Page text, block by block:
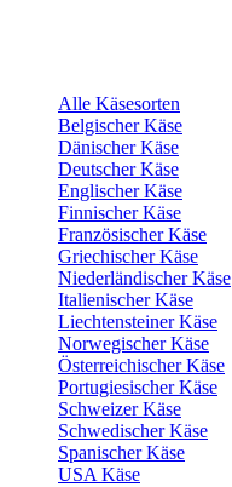
Alle Käsesorten
Belgischer Käse
Dänischer Käse
Deutscher Käse
Englischer Käse
Finnischer Käse
Französischer Käse
Griechischer Käse
Niederländischer Käse
Italienischer Käse
Liechtensteiner Käse
Norwegischer Käse
Österreichischer Käse
Portugiesischer Käse
Schweizer Käse
Schwedischer Käse
Spanischer Käse
USA Käse